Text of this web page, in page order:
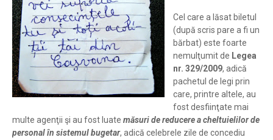
Cel care a lăsat biletul
(după scris pare a fi un
bărbat) este foarte
nemulţumit de Legea
nr. 329/2009, adică
pachetul de legi prin
care, printre altele, au
fost desfiinţate mai
multe agenţii şi au fost luate măsuri de reducere a cheltuielilor de
personal în sistemul bugetar, adică celebrele zile de concediu